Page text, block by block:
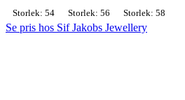
Storlek: 54
Storlek: 56 Storlek: 58
Se pris hos Sif Jakobs Jewellery